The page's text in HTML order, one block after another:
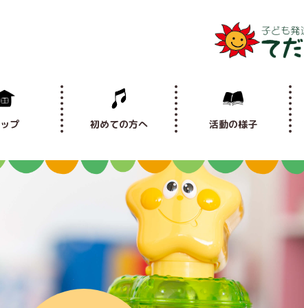
プ 初めての方へ 活動の様子